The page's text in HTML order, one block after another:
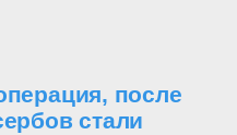
после
стали